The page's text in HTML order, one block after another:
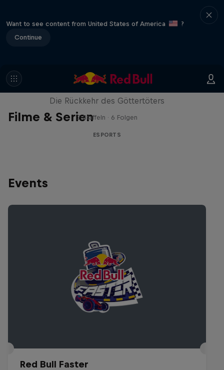
Want to see content from United States of America
?
Continue
Filme & Serien
Cultivation
Die Rückkehr des Göttertöters
2 Staffeln · 6 Folgen
ESPORTS
Events
Red Bull Faster